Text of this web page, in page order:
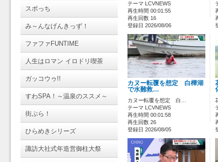
スポっち
み～んなげんきっず！
ファファFUNTIME
人生はロマン イロドリ喫茶
ガッコウゥ!!
すわSPA！～温泉のススメ～
街ぶら！
ひらめきシリーズ
諏訪大社式年造営御柱大祭
テーマ LCVNEWS
再生時間 00:01:55
再生回数 16
登録日 2026/08/06
カヌー転覆を想定 白樺湖
で水難救…
カヌー転覆を想定 白…
テーマ LCVNEWS
再生時間 00:01:58
再生回数 26
登録日 2026/08/05